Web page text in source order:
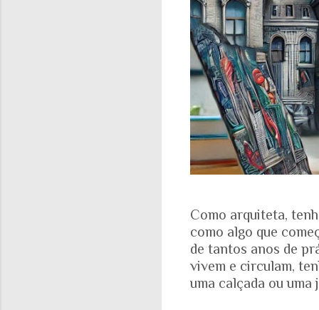
Como arquiteta,
como algo que
de tantos anos de
vivem e circulam,
uma calçada ou